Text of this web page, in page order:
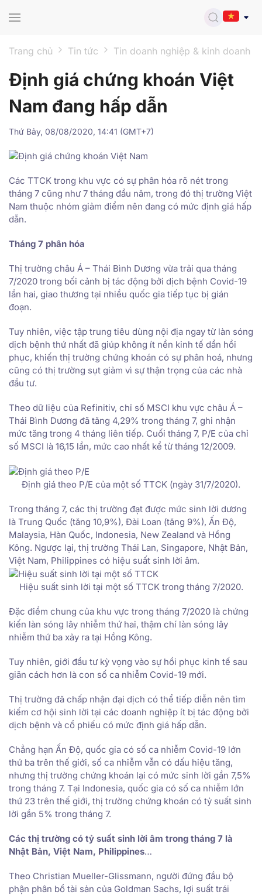
Trang chủ Tin tức Tin doanh nghiệp & kinh doanh
Định giá chứng khoán Việt
Nam đang hấp dẫn
Thứ Bảy, 08/08/2020, 14:41 (GMT+7)
Các TTCK trong khu vực có sự phân hóa rõ nét trong
tháng 7 cũng như 7 tháng đầu năm, trong đó thị trường Việt
Nam thuộc nhóm giảm điểm nên đang có mức định giá hấp
dẫn.
Tháng 7 phân hóa
Thị trường châu Á – Thái Bình Dương vừa trải qua tháng
7/2020 trong bối cảnh bị tác động bởi dịch bệnh Covid-19
lần hai, giao thương tại nhiều quốc gia tiếp tục bị gián
đoạn.
Tuy nhiên, việc tập trung tiêu dùng nội địa ngay từ làn sóng
dịch bệnh thứ nhất đã giúp không ít nền kinh tế dần hồi
phục, khiến thị trường chứng khoán có sự phân hoá, nhưng
cũng có thị trường sụt giảm vì sự thận trọng của các nhà
đầu tư.
Theo dữ liệu của Refinitiv, chỉ số MSCI khu vực châu Á –
Thái Bình Dương đã tăng 4,29% trong tháng 7, ghi nhận
mức tăng trong 4 tháng liên tiếp. Cuối tháng 7, P/E của chỉ
số MSCI là 16,15 lần, mức cao nhất kể từ tháng 12/2009.
Định giá theo P/E của một số TTCK (ngày 31/7/2020).
Trong tháng 7, các thị trường đạt được mức sinh lời dương
là Trung Quốc (tăng 10,9%), Đài Loan (tăng 9%), Ấn Độ,
Malaysia, Hàn Quốc, Indonesia, New Zealand và Hồng
Kông. Ngược lại, thị trường Thái Lan, Singapore, Nhật Bản,
Việt Nam, Philippines có hiệu suất sinh lời âm.
Hiệu suất sinh lời tại một số TTCK trong tháng 7/2020.
Đặc điểm chung của khu vực trong tháng 7/2020 là chứng
kiến làn sóng lây nhiễm thứ hai, thậm chí làn sóng lây
nhiễm thứ ba xảy ra tại Hồng Kông.
Tuy nhiên, giới đầu tư kỳ vọng vào sự hồi phục kinh tế sau
giãn cách hơn là con số ca nhiễm Covid-19 mới.
Thị trường đã chấp nhận đại dịch có thể tiếp diễn nên tìm
kiếm cơ hội sinh lời tại các doanh nghiệp ít bị tác động bởi
dịch bệnh và cổ phiếu có mức định giá hấp dẫn.
Chẳng hạn Ấn Độ, quốc gia có số ca nhiễm Covid-19 lớn
thứ ba trên thế giới, số ca nhiễm vẫn có dấu hiệu tăng,
nhưng thị trường chứng khoán lại có mức sinh lời gần 7,5%
trong tháng 7. Tại Indonesia, quốc gia có số ca nhiễm lớn
thứ 23 trên thế giới, thị trường chứng khoán có tỷ suất sinh
lời gần 5% trong tháng 7.
Các thị trường có tỷ suất sinh lời âm trong tháng 7 là
Nhật Bản, Việt Nam, Philippines…
Theo Christian Mueller-Glissmann, người đứng đầu bộ
phận phân bổ tài sản của Goldman Sachs, lợi suất trái